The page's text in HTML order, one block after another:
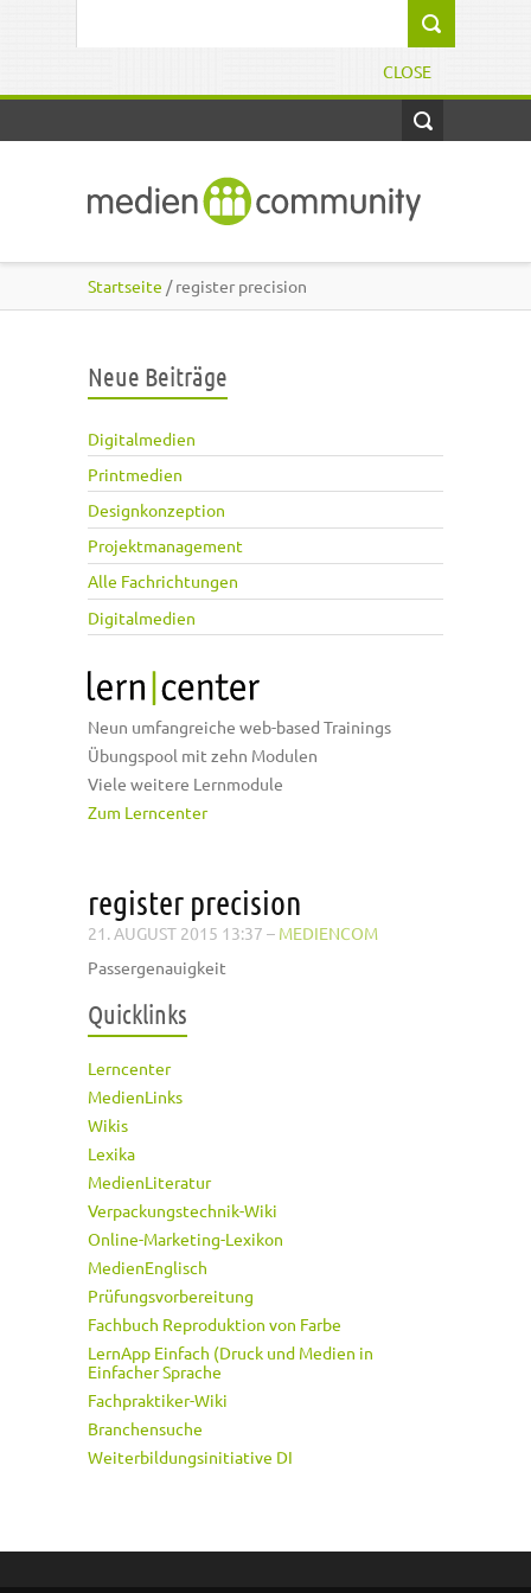
CLOSE
Startseite / register precision
Neue Beiträge
Digitalmedien
Printmedien
Designkonzeption
Projektmanagement
Alle Fachrichtungen
Digitalmedien
Neun umfangreiche web-based Trainings
Übungspool mit zehn Modulen
Viele weitere Lernmodule
Zum Lerncenter
register precision
21. AUGUST 2015 13:37 – MEDIENCOM
Passergenauigkeit
Quicklinks
Lerncenter
MedienLinks
Wikis
Lexika
MedienLiteratur
Verpackungstechnik-Wiki
Online-Marketing-Lexikon
MedienEnglisch
Prüfungsvorbereitung
Fachbuch Reproduktion von Farbe
LernApp Einfach (Druck und Medien in
Einfacher Sprache
Fachpraktiker-Wiki
Branchensuche
Weiterbildungsinitiative DI